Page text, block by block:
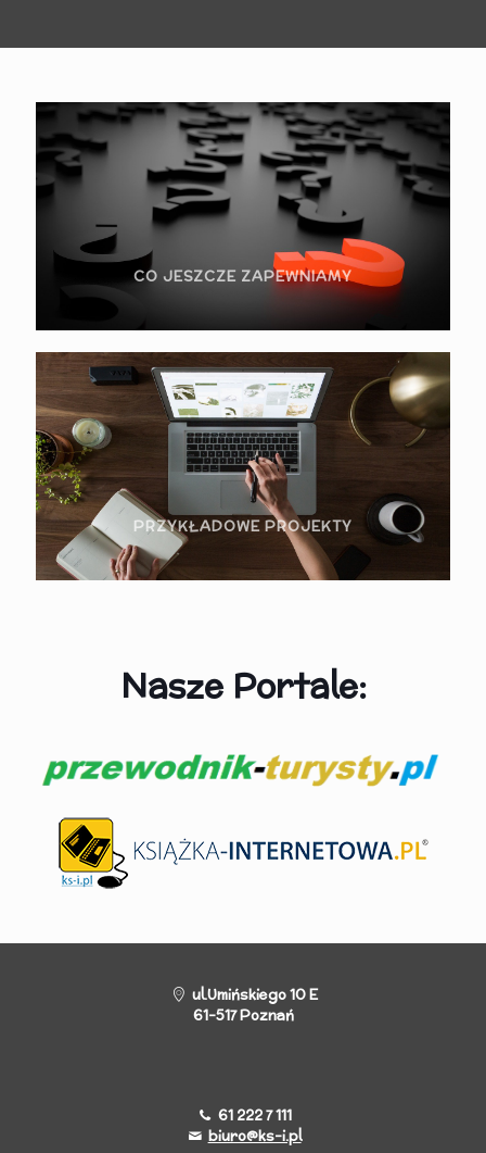
CO JESZCZE ZAPEWNIAMY
PRZYKŁADOWE PROJEKTY
Nasze Portale:
ul.Umińskiego 10 E
61-517 Poznań
61 222 7 111
biuro@ks-i.pl